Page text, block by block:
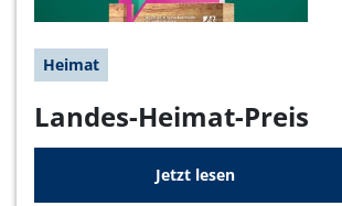
Heimat
Landes-Heimat-Preis
Jetzt lesen